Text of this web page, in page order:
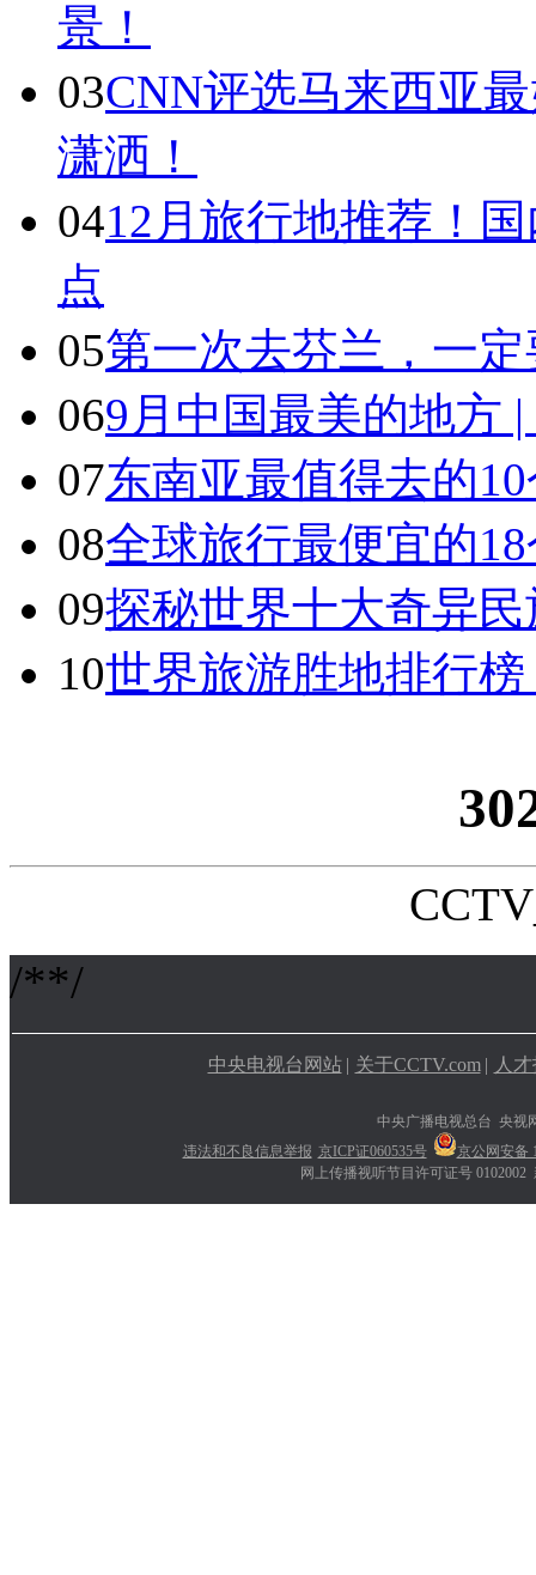
景！
03CNN评选马来西亚
潇洒！
0412月旅行地推荐！
点
05第一次去芬兰，一
069月中国最美的地方
07东南亚最值得去的
08全球旅行最便宜的
09探秘世界十大奇异
10世界旅游胜地排行
/**/
中央电视台网站 | 关于CCTV.com | 人
中央广播电视总台 央视
违法和不良信息举报 京ICP证060535号
京公网安备
网上传播视听节目许可证号 0102002